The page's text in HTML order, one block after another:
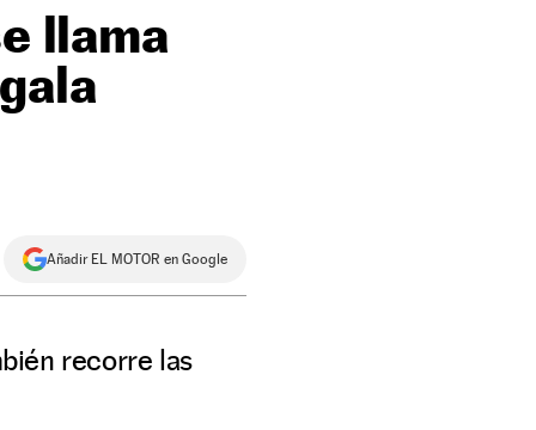
llama
Añadir EL MOTOR en Google
recorre las